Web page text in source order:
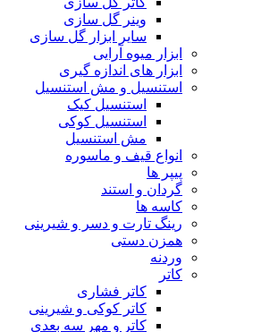
وینر گل سازی
سایر ابزار گل سازی
ابزار میوه آرایی
ابزار های اندازه گیری
استنسیل و مش استنسیل
استنسیل کیک
استنسیل کوکی
مش استنسیل
انواع قیف و ماسوره
پیپر ها
گردان و استند
کاسه ها
رینگ تارت و دسر و شیرینی
همزن دستی
وردنه
کاتر
کاتر فشاری
کاتر کوکی و شیرینی
کاتر و مهر سه بعدی